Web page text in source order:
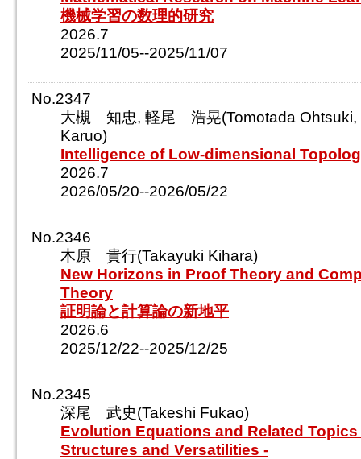
機械学習の数理的研究
2026.7
2025/11/05--2025/11/07
No.2347
大槻 知忠, 軽尾 浩晃(Tomotada Ohtsuki,
Karuo)
Intelligence of Low-dimensional
2026.7
2026/05/20--2026/05/22
No.2346
木原 貴行(Takayuki Kihara)
New Horizons in Proof Theory and
Theory
証明論と計算論の新地平
2026.6
2025/12/22--2025/12/25
No.2345
深尾 武史(Takeshi Fukao)
Evolution Equations and Related
Structures and Versatilities -